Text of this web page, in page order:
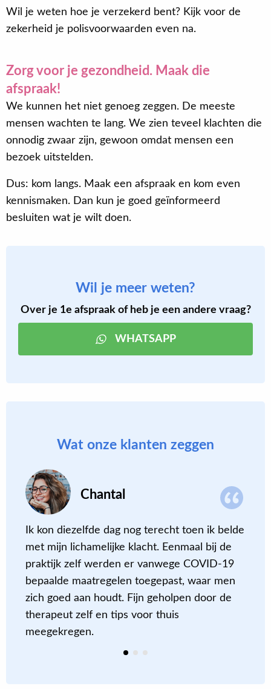
Wil je weten hoe je verzekerd bent? Kijk voor de
zekerheid je polisvoorwaarden even na.
Zorg voor je gezondheid. Maak die
afspraak!
We kunnen het niet genoeg zeggen. De meeste
mensen wachten te lang. We zien teveel klachten die
onnodig zwaar zijn, gewoon omdat mensen een
bezoek uitstelden.
Dus: kom langs. Maak een afspraak en kom even
kennismaken. Dan kun je goed geïnformeerd
besluiten wat je wilt doen.
Wil je meer weten?
Over je 1e afspraak of heb je een andere vraag?
WHATSAPP
Wat onze klanten zeggen
Chantal
Ik kon diezelfde dag nog terecht toen ik belde
met mijn lichamelijke klacht. Eenmaal bij de
praktijk zelf werden er vanwege COVID-19
bepaalde maatregelen toegepast, waar men
zich goed aan houdt. Fijn geholpen door de
therapeut zelf en tips voor thuis
meegekregen.